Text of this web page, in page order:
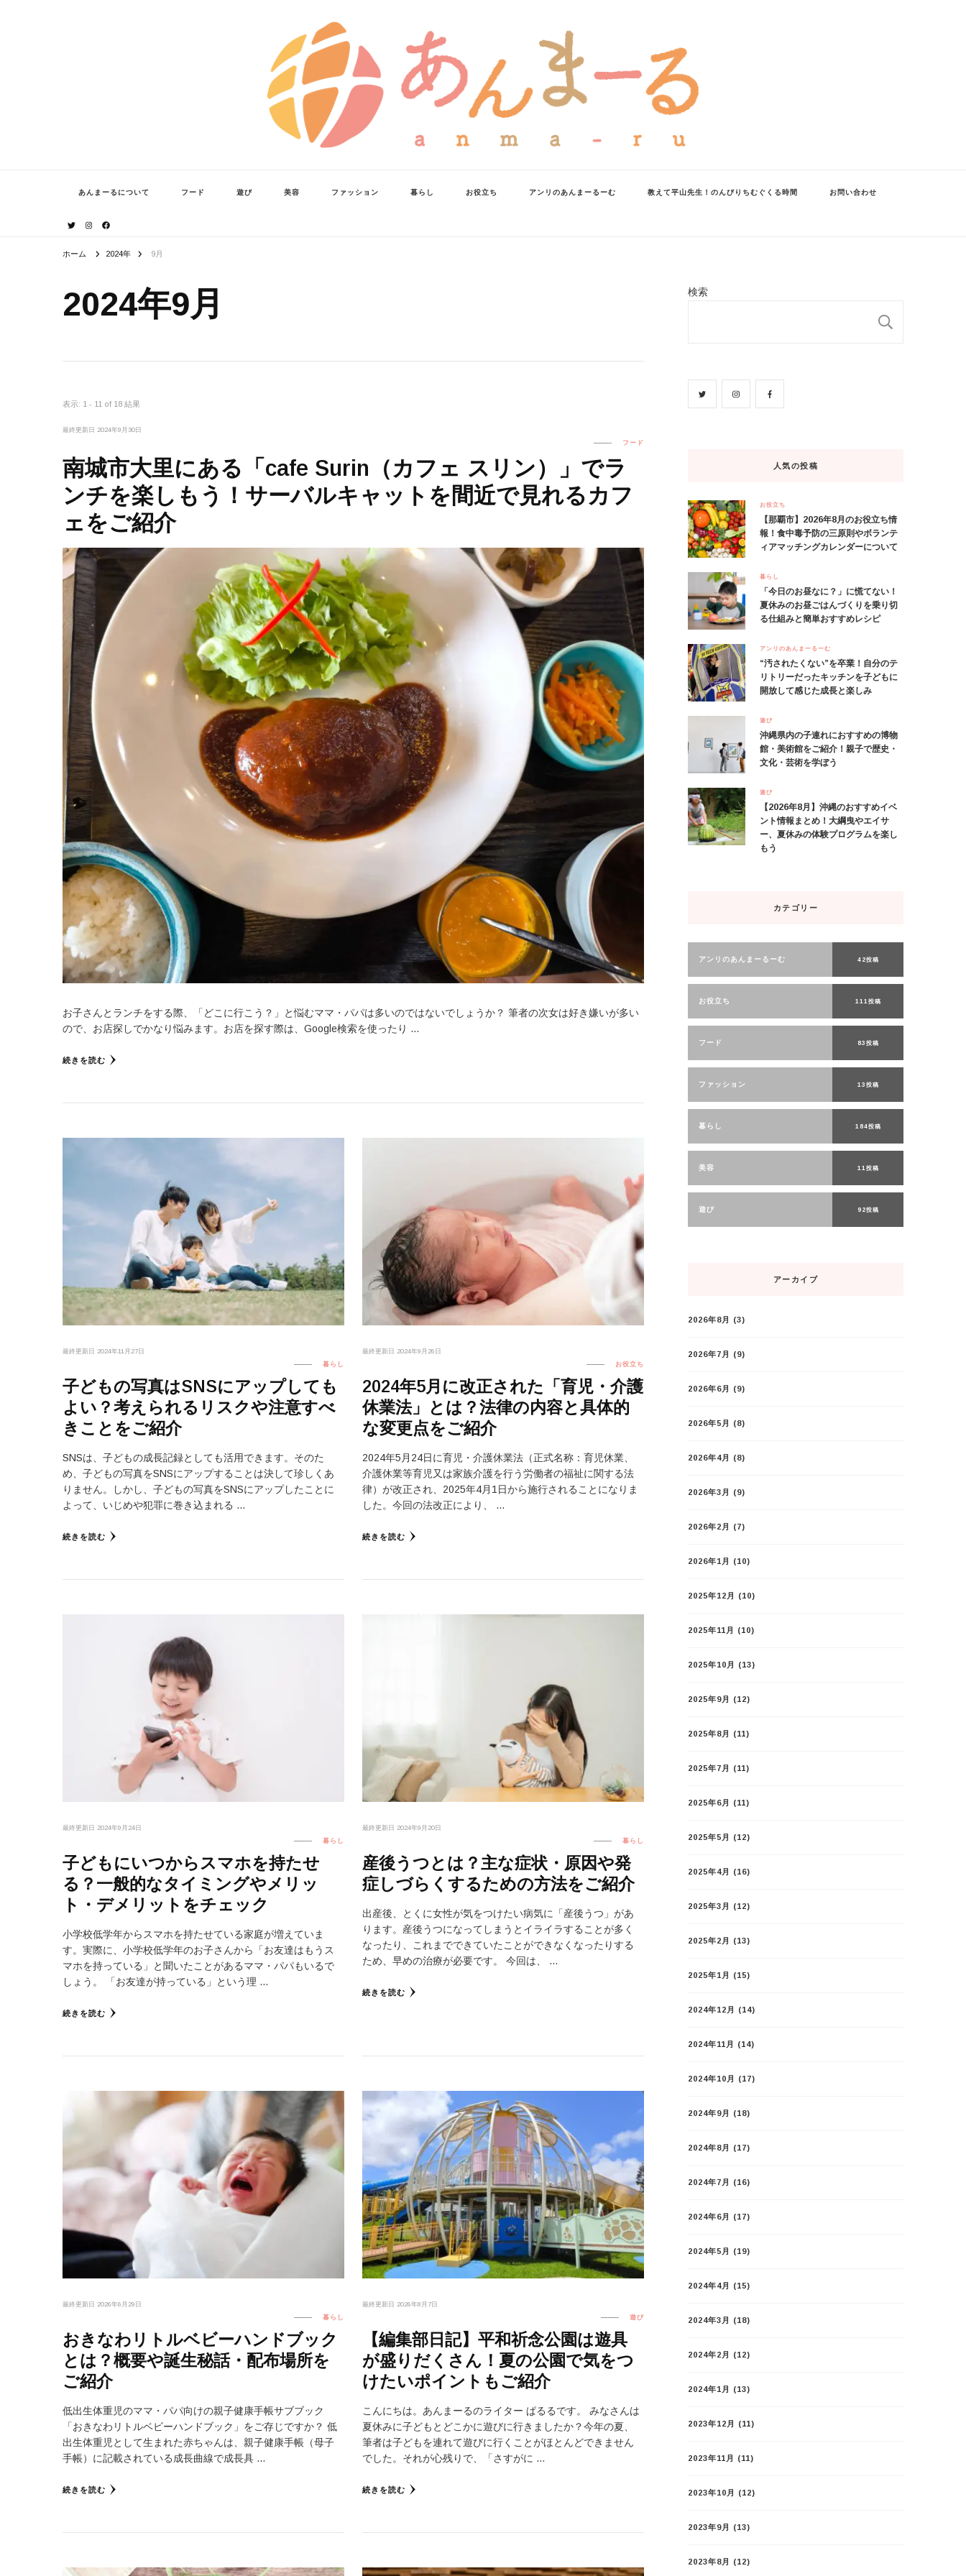
あんまーるについて フード 遊び 美容 ファッション 暮らし お役立ち アンリのあんまーるーむ 教えて平山先生！のんびりちむぐくる時間 お問い合わせ
ホーム 2024年 9月
2024年9月
表示: 1 - 11 of 18 結果
最終更新日 2024年9月30日
フード
南城市大里にある「cafe Surin（カフェ スリン）」でラ
ンチを楽しもう！サーバルキャットを間近で見れるカフ
ェをご紹介
お子さんとランチをする際、「どこに行こう？」と悩むママ・パパは多いのではないでしょうか？ 筆者の次女は好き嫌いが多い
ので、お店探しでかなり悩みます。お店を探す際は、Google検索を使ったり …
続きを読む
最終更新日 2024年11月27日
暮らし
子どもの写真はSNSにアップしても
よい？考えられるリスクや注意すべ
きことをご紹介
SNSは、子どもの成長記録としても活用できます。そのた
め、子どもの写真をSNSにアップすることは決して珍しくあ
りません。しかし、子どもの写真をSNSにアップしたことに
よって、いじめや犯罪に巻き込まれる …
続きを読む
最終更新日 2024年9月26日
お役立ち
2024年5月に改正された「育児・介護
休業法」とは？法律の内容と具体的
な変更点をご紹介
2024年5月24日に育児・介護休業法（正式名称：育児休業、
介護休業等育児又は家族介護を行う労働者の福祉に関する法
律）が改正され、2025年4月1日から施行されることになりま
した。今回の法改正により、 …
続きを読む
最終更新日 2024年9月24日
暮らし
子どもにいつからスマホを持たせ
る？一般的なタイミングやメリッ
ト・デメリットをチェック
小学校低学年からスマホを持たせている家庭が増えていま
す。実際に、小学校低学年のお子さんから「お友達はもうス
マホを持っている」と聞いたことがあるママ・パパもいるで
しょう。 「お友達が持っている」という理 …
続きを読む
最終更新日 2024年9月20日
暮らし
産後うつとは？主な症状・原因や発
症しづらくするための方法をご紹介
出産後、とくに女性が気をつけたい病気に「産後うつ」があ
ります。産後うつになってしまうとイライラすることが多く
なったり、これまでできていたことができなくなったりする
ため、早めの治療が必要です。 今回は、 …
続きを読む
最終更新日 2026年6月29日
暮らし
おきなわリトルベビーハンドブック
とは？概要や誕生秘話・配布場所を
ご紹介
低出生体重児のママ・パパ向けの親子健康手帳サブブック
「おきなわリトルベビーハンドブック」をご存じですか？ 低
出生体重児として生まれた赤ちゃんは、親子健康手帳（母子
手帳）に記載されている成長曲線で成長具 …
続きを読む
最終更新日 2026年8月7日
遊び
【編集部日記】平和祈念公園は遊具
が盛りだくさん！夏の公園で気をつ
けたいポイントもご紹介
こんにちは。あんまーるのライター ぱるるです。 みなさんは
夏休みに子どもとどこかに遊びに行きましたか？今年の夏、
筆者は子どもを連れて遊びに行くことがほとんどできません
でした。それが心残りで、「さすがに …
続きを読む
検索
人気の投稿
お役立ち
【那覇市】2026年8月のお役立ち情
報！食中毒予防の三原則やボランテ
ィアマッチングカレンダーについて
暮らし
「今日のお昼なに？」に慌てない！
夏休みのお昼ごはんづくりを乗り切
る仕組みと簡単おすすめレシピ
アンリのあんまーるーむ
“汚されたくない”を卒業！自分のテ
リトリーだったキッチンを子どもに
開放して感じた成長と楽しみ
遊び
沖縄県内の子連れにおすすめの博物
館・美術館をご紹介！親子で歴史・
文化・芸術を学ぼう
遊び
【2026年8月】沖縄のおすすめイベ
ント情報まとめ！大綱曳やエイサ
ー、夏休みの体験プログラムを楽し
もう
カテゴリー
アンリのあんまーるーむ 42投稿
お役立ち 111投稿
フード 83投稿
ファッション 13投稿
暮らし 184投稿
美容 11投稿
遊び 92投稿
アーカイブ
2026年8月 (3)
2026年7月 (9)
2026年6月 (9)
2026年5月 (8)
2026年4月 (8)
2026年3月 (9)
2026年2月 (7)
2026年1月 (10)
2025年12月 (10)
2025年11月 (10)
2025年10月 (13)
2025年9月 (12)
2025年8月 (11)
2025年7月 (11)
2025年6月 (11)
2025年5月 (12)
2025年4月 (16)
2025年3月 (12)
2025年2月 (13)
2025年1月 (15)
2024年12月 (14)
2024年11月 (14)
2024年10月 (17)
2024年9月 (18)
2024年8月 (17)
2024年7月 (16)
2024年6月 (17)
2024年5月 (19)
2024年4月 (15)
2024年3月 (18)
2024年2月 (12)
2024年1月 (13)
2023年12月 (11)
2023年11月 (11)
2023年10月 (12)
2023年9月 (13)
2023年8月 (12)